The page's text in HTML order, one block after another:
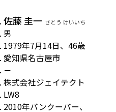
佐藤 圭一 さとう けいいち
男
1979年7月14日、46歳
愛知県名古屋市
－
株式会社ジェイテクト
LW8
2010年バンクーバー、